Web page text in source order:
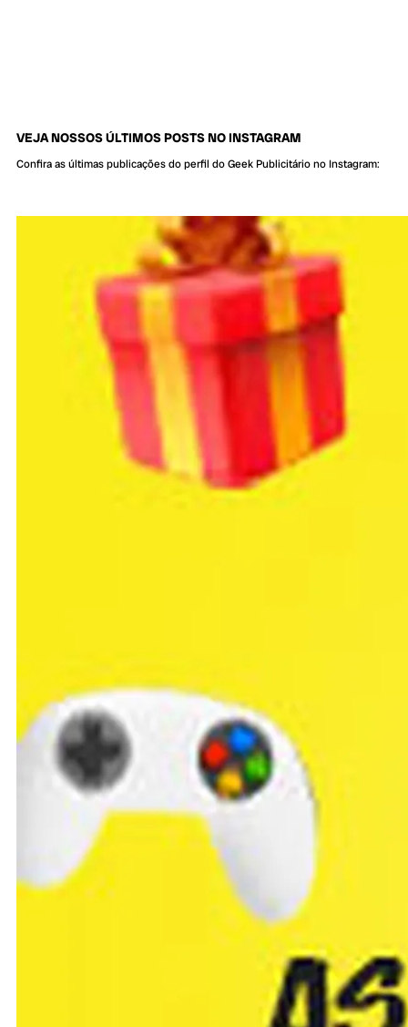
VEJA NOSSOS ÚLTIMOS POSTS NO INSTAGRAM
Confira as últimas publicações do perfil do Geek Publicitário no Instagram: